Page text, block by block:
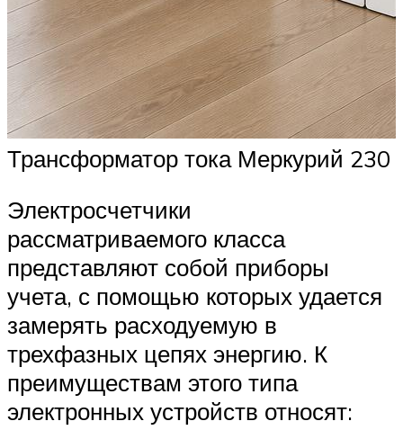
Трансформатор тока Меркурий 230
Электросчетчики
рассматриваемого класса
представляют собой приборы
учета, с помощью которых удается
замерять расходуемую в
трехфазных цепях энергию. К
преимуществам этого типа
электронных устройств относят: